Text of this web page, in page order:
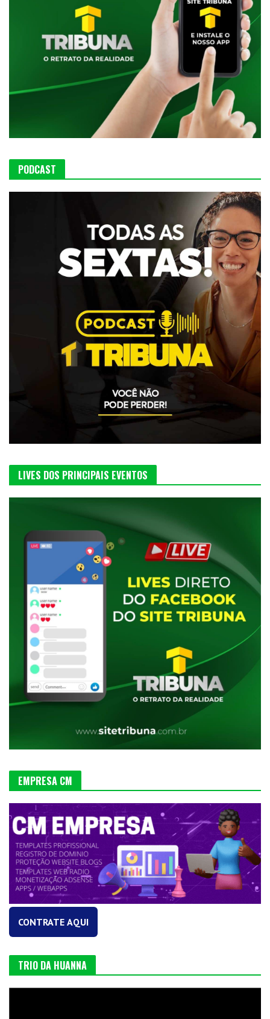
PODCAST
LIVES DOS PRINCIPAIS EVENTOS
EMPRESA CM
CONTRATE AQUI
TRIO DA HUANNA